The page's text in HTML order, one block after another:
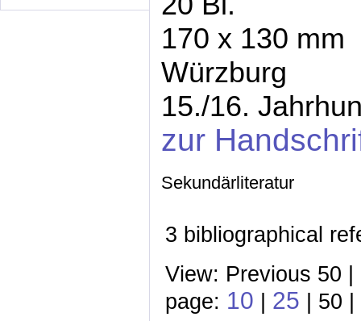
170 x 130 mm
Würzburg
15./16.
zur
Sekundärliteratur
3 bibliographical
View: Previous 50
page: 10 | 25 | 50 |